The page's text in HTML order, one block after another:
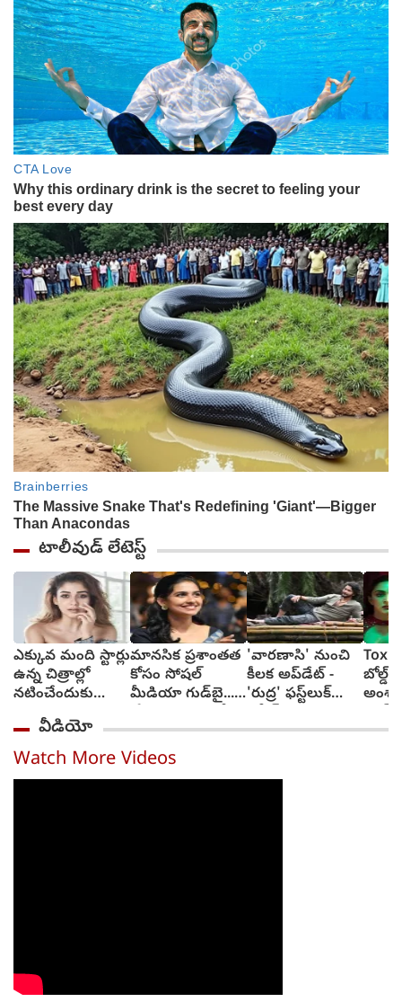
టాలీవుడ్ లేటెస్ట్
ఎక్కువ మంది స్టార్లు
ఉన్న చిత్రాల్లో
నటించేందుకు
జంకుతాను :
నయనతార
మానసిక ప్రశాంతత
కోసం సోషల్
మీడియా గుడ్‌బై...
వెల్లడి
'వారణాసి' నుంచి
కీలక అప్‌డేట్ -
'రుద్ర' ఫస్ట్‌లుక్
బోల్డ్,
వీడియో
Watch More Videos